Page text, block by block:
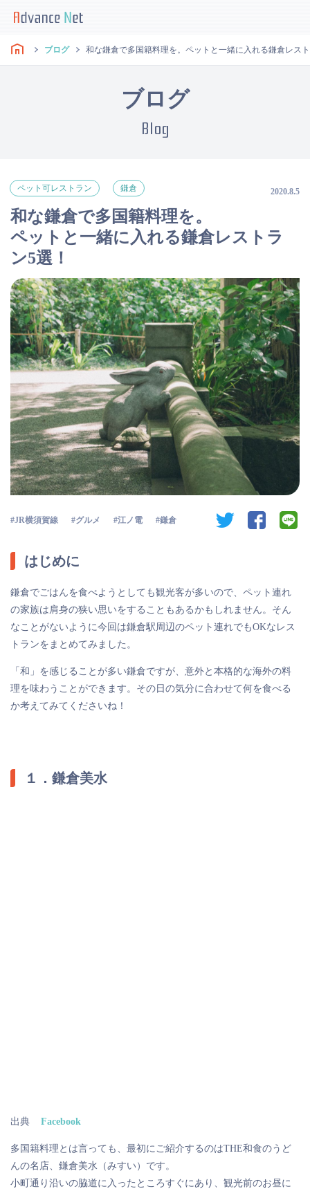
ブログ 和な鎌倉で多国籍料理を。ペットと一緒に入れる鎌倉レス
ブログ
Blog
ペット可レストラン 鎌倉 2020.8.5
和な鎌倉で多国籍料理を。
ペットと一緒に入れる鎌倉レストラ
ン5選！
JR横須賀線 グルメ 江ノ電 鎌倉 twitter facebook
はじめに
鎌倉でごはんを食べようとしても観光客が多いので、ペット連れ
の家族は肩身の狭い思いをすることもあるかもしれません。そん
なことがないように今回は鎌倉駅周辺のペット連れでもOKなレス
トランをまとめてみました。
「和」を感じることが多い鎌倉ですが、意外と本格的な海外の料
理を味わうことができます。その日の気分に合わせて何を食べる
か考えてみてくださいね！
１．鎌倉美水
出典 Facebook
多国籍料理とは言っても、最初にご紹介するのはTHE和食のうど
んの名店、鎌倉美水（みすい）です。
小町通り沿いの脇道に入ったところすぐにあり、観光前のお昼に